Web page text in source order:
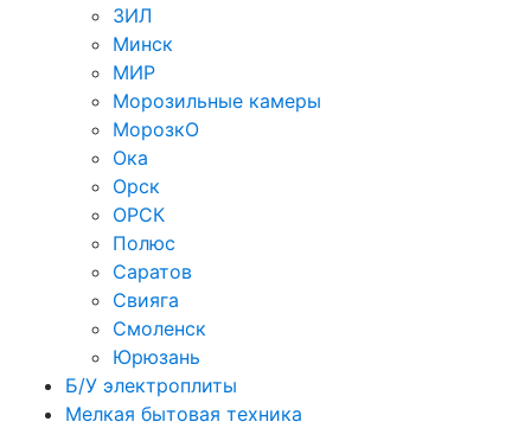
ЗИЛ
Минск
МИР
Морозильные камеры
МорозкО
Ока
Орск
ОРСК
Полюс
Саратов
Свияга
Смоленск
Юрюзань
Б/У электроплиты
Мелкая бытовая техника